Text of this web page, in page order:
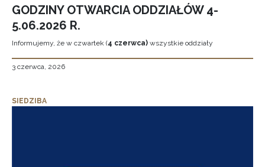
GODZINY OTWARCIA ODDZIAŁÓW 4-
5.06.2026 R.
Informujemy, że w czwartek (4 czerwca) wszystkie oddziały
3 czerwca, 2026
SIEDZIBA